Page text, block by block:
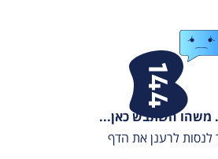
משהו השתבש כאן...
לרענן את הדף